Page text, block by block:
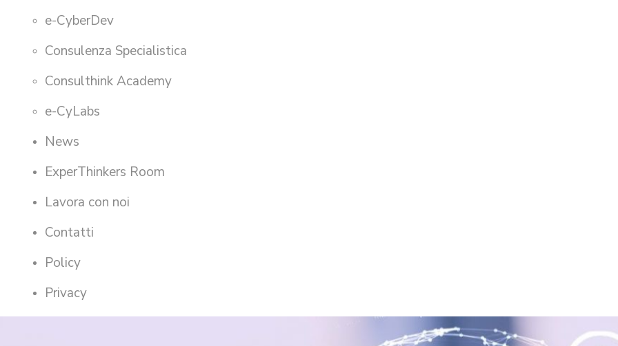
e-CyberDev
Consulenza Specialistica
Consulthink Academy
e-CyLabs
News
ExperThinkers Room
Lavora con noi
Contatti
Policy
Privacy